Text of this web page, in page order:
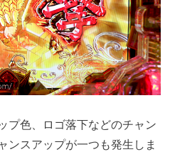
プ色、ロゴ落下などのチャン
ンスアップが一つも発生しま